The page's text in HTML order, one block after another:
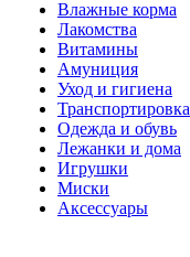
Влажные корма
Лакомства
Витамины
Амуниция
Уход и гигиена
Транспортировка
Одежда и обувь
Лежанки и дома
Игрушки
Миски
Аксессуары